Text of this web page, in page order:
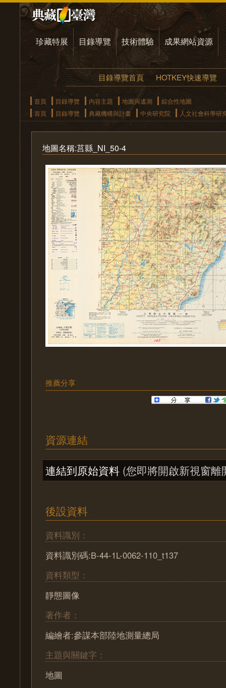
珍藏特展 目錄導覽 技術體驗 成果網站資源
目錄導覽首頁 HOTKEY快速導覽
首頁 目錄導覽 內容主題 地圖與遙測
綜合性地圖
首頁
目錄導覽 典藏機構與計畫 中央研究院 人文社會科學研
地圖名稱:莒縣_NI_50-4
推薦分享
資源連結
連結到原始資料 (您即將開啟新視窗離
後設資料
資料識別：
資料識別碼:B-44-1L-0062-110_t137
資料類型：
靜態圖像
著作者：
編繪者:參謀本部陸地測量總局
主題與關鍵字：
地圖